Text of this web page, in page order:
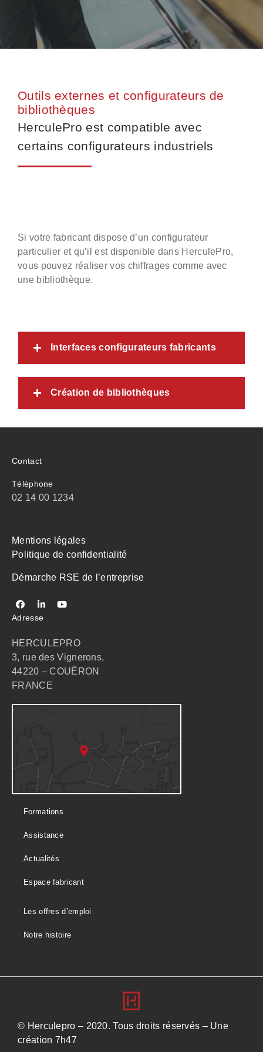
Outils externes et configurateurs de
bibliothèques
HerculePro est compatible avec
certains configurateurs industriels
Si votre fabricant dispose d’un configurateur
particulier et qu’il est disponible dans HerculePro,
vous pouvez réaliser vos chiffrages comme avec
une bibliothèque.
Interfaces configurateurs fabricants
Création de bibliothèques
Contact
Téléphone
02 14 00 1234
Mentions légales
Politique de confidentialité
Démarche RSE de l’entreprise
Adresse
HERCULEPRO
3, rue des Vignerons,
44220 – COUËRON
FRANCE
Formations
Assistance
Actualités
Espace fabricant
Les offres d’emploi
Notre histoire
© Herculepro – 2020. Tous droits réservés – Une
création 7h47